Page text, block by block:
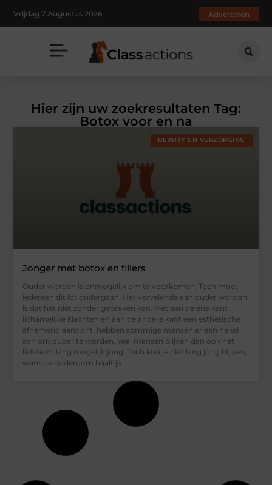
Vrijdag 7 Augustus 2026 Adverteren
Hier zijn uw zoekresultaten Tag:
Botox voor en na
BEAUTY EN VERZORGING
Jonger met botox en fillers
Ouder worden is onmogelijk om te voorkomen. Toch moet
iedereen dit lot ondergaan. Het vervelende aan ouder worden
is dat het niet zonder gebreken kan. Met aan de ene kant
lichamelijke klachten en aan de andere kant een esthetische
afnemend aanzicht, hebben sommige mensen er een hekel
aan om ouder te worden. Veel mensen blijven dan ook het
liefste zo lang mogelijk jong. Toch kun je niet lang jong blijven,
want de ouderdom haalt je